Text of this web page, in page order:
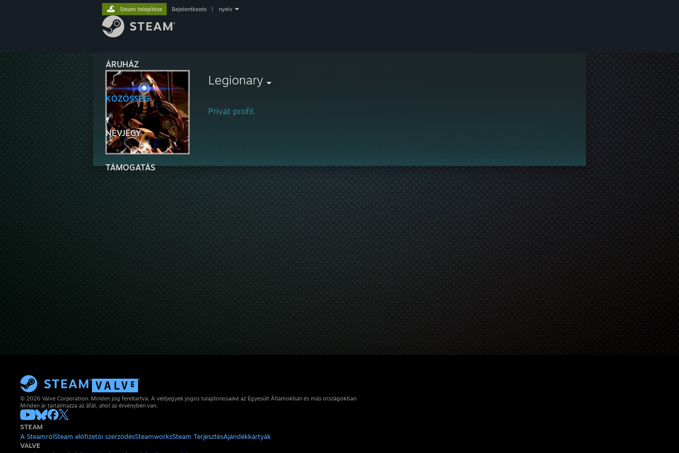
ÁRUHÁZ
KÖZÖSSÉG
NÉVJEGY
TÁMOGATÁS
Steam telepítése Bejelentkezés nyelv
Legionary
Privát profil.
© 2026 Valve Corporation. Minden jog fenntartva. A védjegyek jogos tulajdonosaiké az Egyesült Államokban és más országokban.
Minden ár tartalmazza az áfát, ahol az érvényben van.
STEAM
A SteamrőlSteam előfizetői szerződésSteamworksSteam TerjesztésAjándékkártyák
VALVE